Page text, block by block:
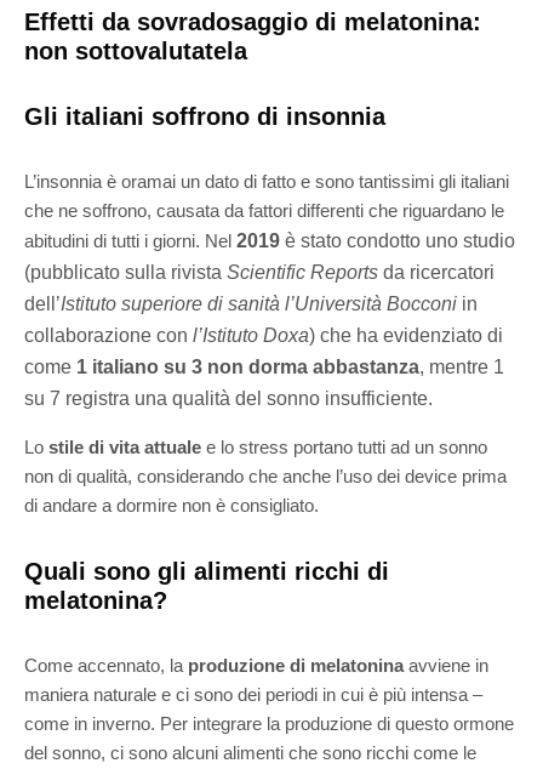
Effetti da sovradosaggio di melatonina:
non sottovalutatela
Gli italiani soffrono di insonnia
L’insonnia è oramai un dato di fatto e sono tantissimi gli italiani
che ne soffrono, causata da fattori differenti che riguardano le
abitudini di tutti i giorni. Nel 2019 è stato condotto uno studio
(pubblicato sulla rivista Scientific Reports da ricercatori
dell’Istituto superiore di sanità l’Università Bocconi in
collaborazione con l’Istituto Doxa) che ha evidenziato di
come 1 italiano su 3 non dorma abbastanza, mentre 1
su 7 registra una qualità del sonno insufficiente.
Lo stile di vita attuale e lo stress portano tutti ad un sonno
non di qualità, considerando che anche l’uso dei device prima
di andare a dormire non è consigliato.
Quali sono gli alimenti ricchi di
melatonina?
Come accennato, la produzione di melatoninaavviene in
maniera naturale e ci sono dei periodi in cui è più intensa –
come in inverno. Per integrare la produzione di questo ormone
del sonno, ci sono alcuni alimenti che sono ricchi come le